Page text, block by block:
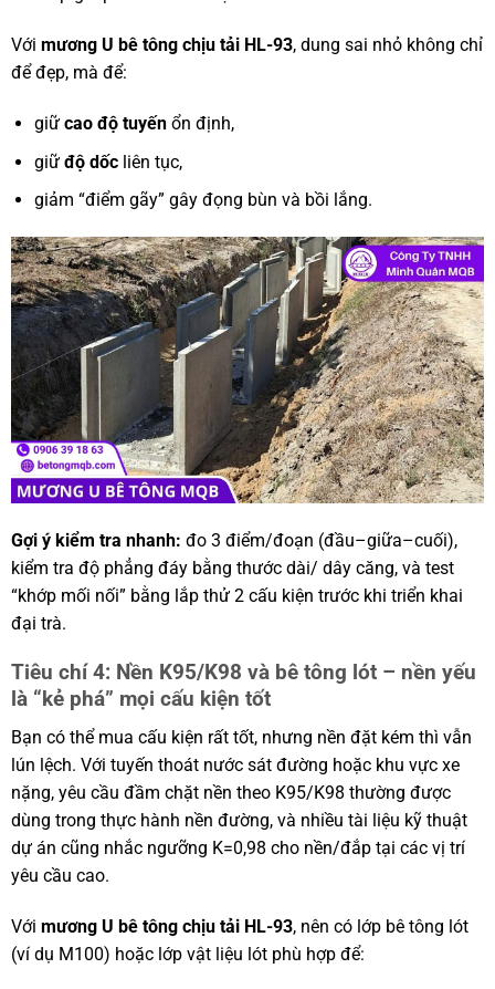
Với mương U bê tông chịu tải HL-93, dung sai nhỏ không chỉ
để đẹp, mà để:
giữ cao độ tuyếnổn định,
giữ độ dốcliên tục,
giảm “điểm gãy” gây đọng bùn và bồi lắng.
Gợi ý kiểm tra nhanh: đo 3 điểm/đoạn (đầu–giữa–cuối),
kiểm tra độ phẳng đáy bằng thước dài/ dây căng, và test
“khớp mối nối” bằng lắp thử 2 cấu kiện trước khi triển khai
đại trà.
Tiêu chí 4: Nền K95/K98 và bê tông lót – nền yếu
là “kẻ phá” mọi cấu kiện tốt
Bạn có thể mua cấu kiện rất tốt, nhưng nền đặt kém thì vẫn
lún lệch. Với tuyến thoát nước sát đường hoặc khu vực xe
nặng, yêu cầu đầm chặt nền theo K95/K98 thường được
dùng trong thực hành nền đường, và nhiều tài liệu kỹ thuật
dự án cũng nhắc ngưỡng K=0,98 cho nền/đắp tại các vị trí
yêu cầu cao.
Với mương U bê tông chịu tải HL-93, nên có lớp bê tông lót
(ví dụ M100) hoặc lớp vật liệu lót phù hợp để: